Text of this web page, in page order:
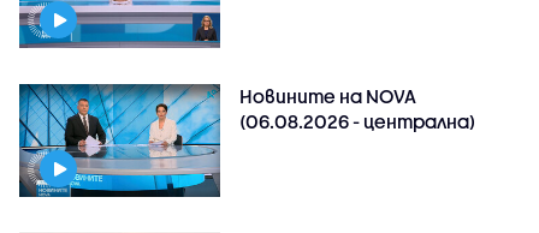
Новините на NOVA
(06.08.2026 - централна)